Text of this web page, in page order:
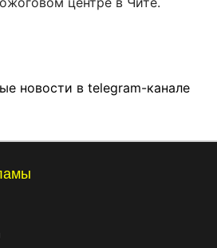
новости в telegram-канале